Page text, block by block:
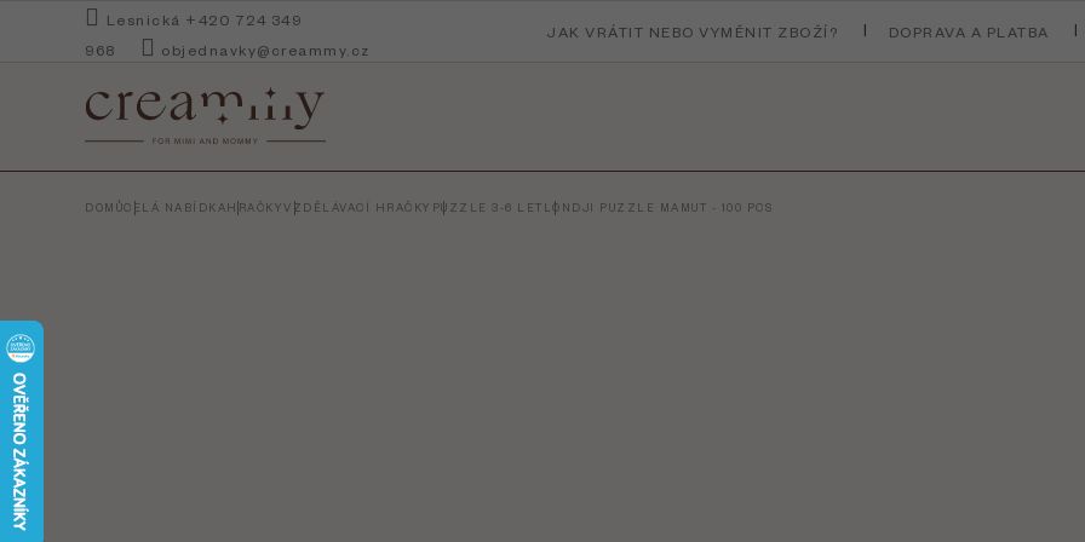
Lesnická +420 724 349
968
objednavky@creammy.cz
JAK VRÁTIT NEBO VYMĚNIT ZBOŽÍ? DOPRAVA A PLATBA
DOMŮCELÁ NABÍDKAHRAČKYVZDĚLÁVACÍ HRAČKY PUZZLE 3-6 LET LONDJI PUZZLE MAMUT - 100 PCS